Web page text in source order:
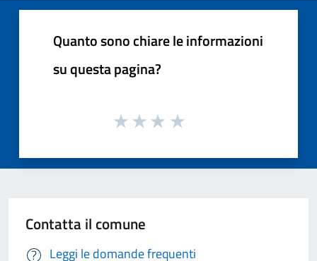
Quanto sono chiare le informazioni
su questa pagina?
Contatta il comune
Leggi le domande frequenti